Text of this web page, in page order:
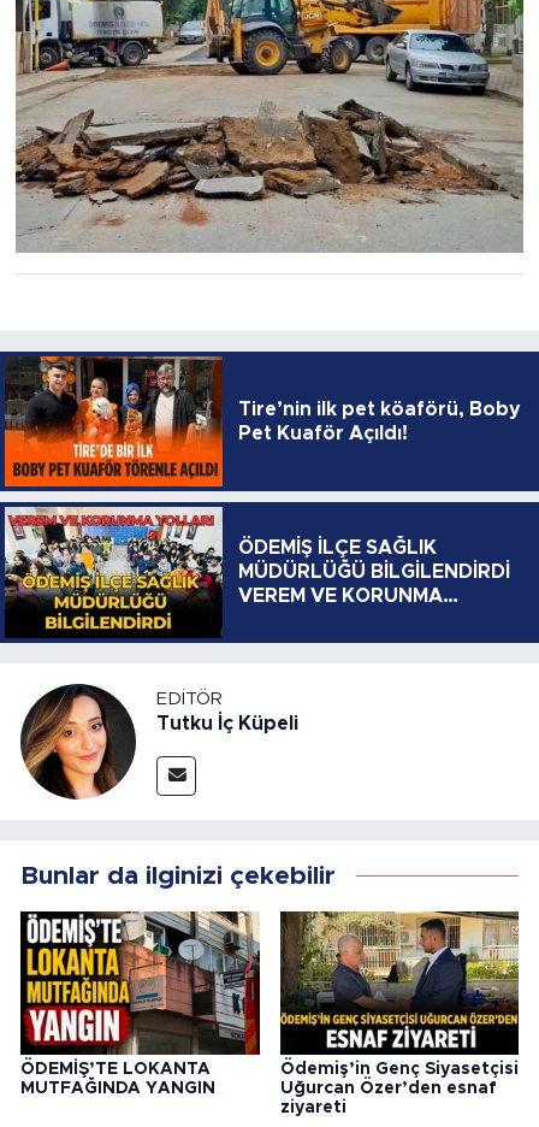
Tire’nin ilk pet köaförü, Boby
Pet Kuaför Açıldı!
ÖDEMİŞ İLÇE SAĞLIK
MÜDÜRLÜĞÜ BİLGİLENDİRDİ
VEREM VE KORUNMA
EDITÖR
Tutku İç Küpeli
Bunlar da ilginizi çekebilir
ÖDEMİŞ’TE LOKANTA
MUTFAĞINDA YANGIN
Ödemiş’in Genç Siyasetçisi
Uğurcan Özer’den esnaf
ziyareti